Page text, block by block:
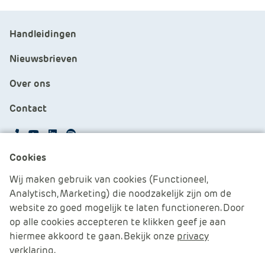
Handleidingen
Nieuwsbrieven
Over ons
Contact
Cookies beheren
Cookie verklaring
Algemene voorwaarden
Cookies
Wij maken gebruik van cookies (Functioneel,
Analytisch, Marketing) die noodzakelijk zijn om de
website zo goed mogelijk te laten functioneren. Door
op alle cookies accepteren te klikken geef je aan
hiermee akkoord te gaan. Bekijk onze privacy
verklaring.